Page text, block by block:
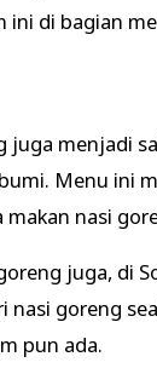
ini di bagian
juga menjadi
Menu ini
nasi
juga, di
nasi goreng
pun ada.